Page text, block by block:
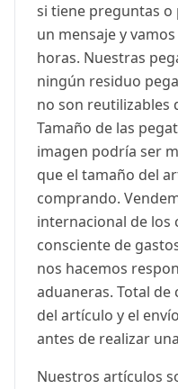
si tiene preguntas o
un mensaje y
horas. Nuestras
ningún residuo
no son reutilizables
Tamaño de las
imagen podría ser
que el tamaño del
comprando.
internacional de los
consciente de
nos hacemos
aduaneras. Total de
del artículo y el
antes de realizar
Nuestros artículos